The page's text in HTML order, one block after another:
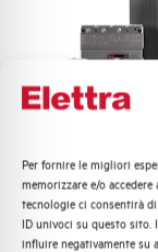
Per fornire le migliori
memorizzare e/o
tecnologie ci consentirà
ID univoci su questo sito.
influire negativamente su
BMSIC
BMSIC
Quali